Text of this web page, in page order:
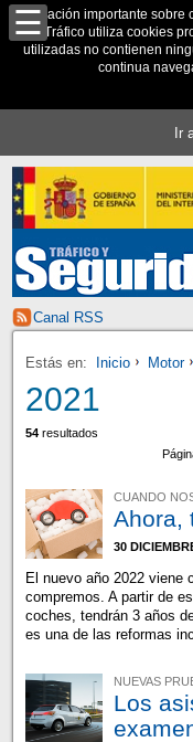
Información importante
de Tráfico utiliza cookies
utilizadas no contienen
continua
Ir
Canal RSS
Estás en: Inicio Motor
2021
54resultados
CUANDO
Ahora,
30
El nuevo año 2022 viene
compremos. A partir de
coches, tendrán 3 años
es una de las reformas
NUEVAS
Los